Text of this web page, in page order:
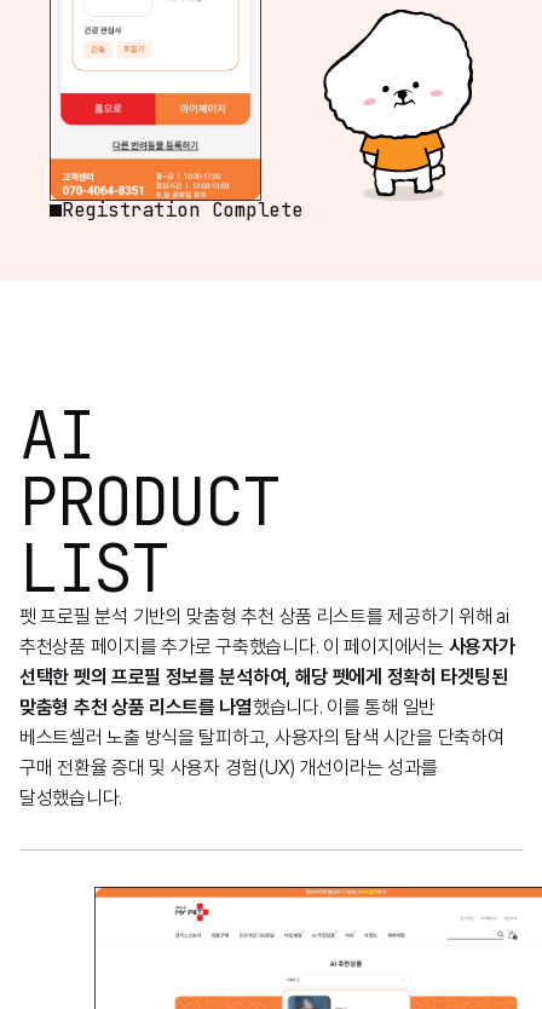
Registration Complete
AI
PRODUCT
LIST
펫 프로필 분석 기반의 맞춤형 추천 상품 리스트를 제공하기 위해 ai
추천상품 페이지를 추가로 구축했습니다. 이 페이지에서는 사용자가
선택한 펫의 프로필 정보를 분석하여, 해당 펫에게 정확히 타겟팅된
맞춤형 추천 상품 리스트를 나열했습니다. 이를 통해 일반
베스트셀러 노출 방식을 탈피하고, 사용자의 탐색 시간을 단축하여
구매 전환율 증대 및 사용자 경험(UX) 개선이라는 성과를
달성했습니다.